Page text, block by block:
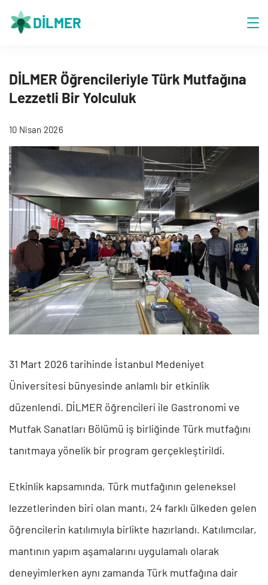
Skip
DİLMER
DİLMER Öğrencileriyle Türk Mutfağına
Lezzetli Bir Yolculuk
10 Nisan 2026
31 Mart 2026 tarihinde İstanbul Medeniyet
Üniversitesi bünyesinde anlamlı bir etkinlik
düzenlendi. DİLMER öğrencileri ile Gastronomi ve
Mutfak Sanatları Bölümü iş birliğinde Türk mutfağını
tanıtmaya yönelik bir program gerçekleştirildi.
Etkinlik kapsamında, Türk mutfağının geleneksel
lezzetlerinden biri olan mantı, 24 farklı ülkeden gelen
öğrencilerin katılımıyla birlikte hazırlandı. Katılımcılar,
mantının yapım aşamalarını uygulamalı olarak
deneyimlerken aynı zamanda Türk mutfağına dair